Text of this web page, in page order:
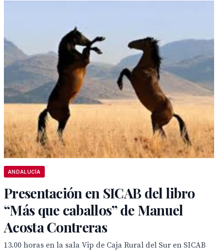
ANDALUCÍA
Presentación en SICAB del libro
“Más que caballos” de Manuel
Acosta Contreras
13.00 horas en la sala Vip de Caja Rural del Sur en SICAB